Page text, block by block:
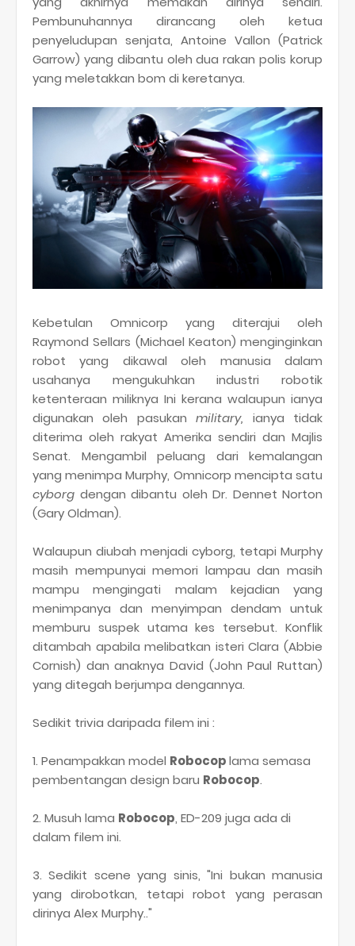
Pembunuhannya dirancang oleh ketua
penyeludupan senjata, Antoine Vallon (Patrick
Garrow) yang dibantu oleh dua rakan polis korup
yang meletakkan bom di keretanya.
Kebetulan Omnicorp yang diterajui oleh
Raymond Sellars (Michael Keaton) menginginkan
robot yang dikawal oleh manusia dalam
usahanya mengukuhkan industri robotik
ketenteraan miliknya Ini kerana walaupun ianya
digunakan oleh pasukanmilitary, ianya tidak
diterima oleh rakyat Amerika sendiri dan Majlis
Senat. Mengambil peluang dari kemalangan
yang menimpa Murphy, Omnicorp mencipta satu
cyborg dengan dibantu oleh Dr. Dennet Norton
(Gary Oldman).
Walaupun diubah menjadi cyborg, tetapi Murphy
masih mempunyai memori lampau dan masih
mampu mengingati malam kejadian yang
menimpanya dan menyimpan dendam untuk
memburu suspek utama kes tersebut. Konflik
ditambah apabila melibatkan isteri Clara (Abbie
Cornish) dan anaknya David (John Paul Ruttan)
yang ditegah berjumpa dengannya.
Sedikit trivia daripada filem ini :
1. Penampakkan model Robocoplama semasa
pembentangan design baru Robocop.
2. Musuh lama Robocop, ED-209 juga ada di
dalam filem ini.
3. Sedikit scene yang sinis, "Ini bukan manusia
yang dirobotkan, tetapi robot yang perasan
dirinya Alex Murphy.."